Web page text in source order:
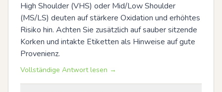
High Shoulder (VHS) oder Mid/Low Shoulder
(MS/LS) deuten auf stärkere Oxidation und erhöhtes
Risiko hin. Achten Sie zusätzlich auf sauber sitzende
Korken und intakte Etiketten als Hinweise auf gute
Provenienz.
Vollständige Antwort lesen →